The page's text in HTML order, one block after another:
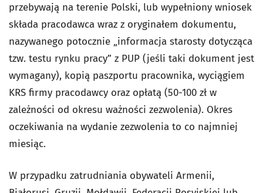
przebywają na terenie Polski, lub wypełniony wniosek
składa pracodawca wraz z oryginałem dokumentu,
nazywanego potocznie „informacja starosty dotycząca
tzw. testu rynku pracy” z PUP (jeśli taki dokument jest
wymagany), kopią paszportu pracownika, wyciągiem
KRS firmy pracodawcy oraz opłatą (50-100 zł w
zależności od okresu ważności zezwolenia). Okres
oczekiwania na wydanie zezwolenia to co najmniej
miesiąc.
W przypadku zatrudniania obywateli Armenii,